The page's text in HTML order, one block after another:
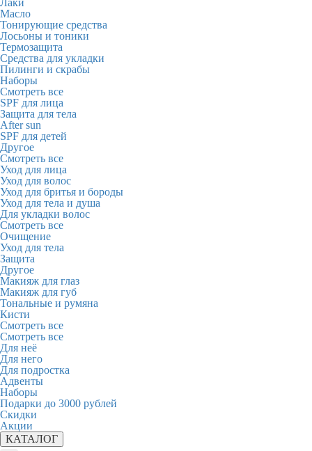
Лаки
Масло
Тонирующие средства
Лосьоны и тоники
Термозащита
Средства для укладки
Пилинги и скрабы
Наборы
Смотреть все
SPF для лица
Защита для тела
After sun
SPF для детей
Другое
Смотреть все
Уход для лица
Уход для волос
Уход для бритья и бороды
Уход для тела и душа
Для укладки волос
Смотреть все
Очищение
Уход для тела
Защита
Другое
Макияж для глаз
Макияж для губ
Тональные и румяна
Кисти
Смотреть все
Смотреть все
Для неё
Для него
Для подростка
Адвенты
Наборы
Подарки до 3000 рублей
Скидки
Акции
КАТАЛОГ